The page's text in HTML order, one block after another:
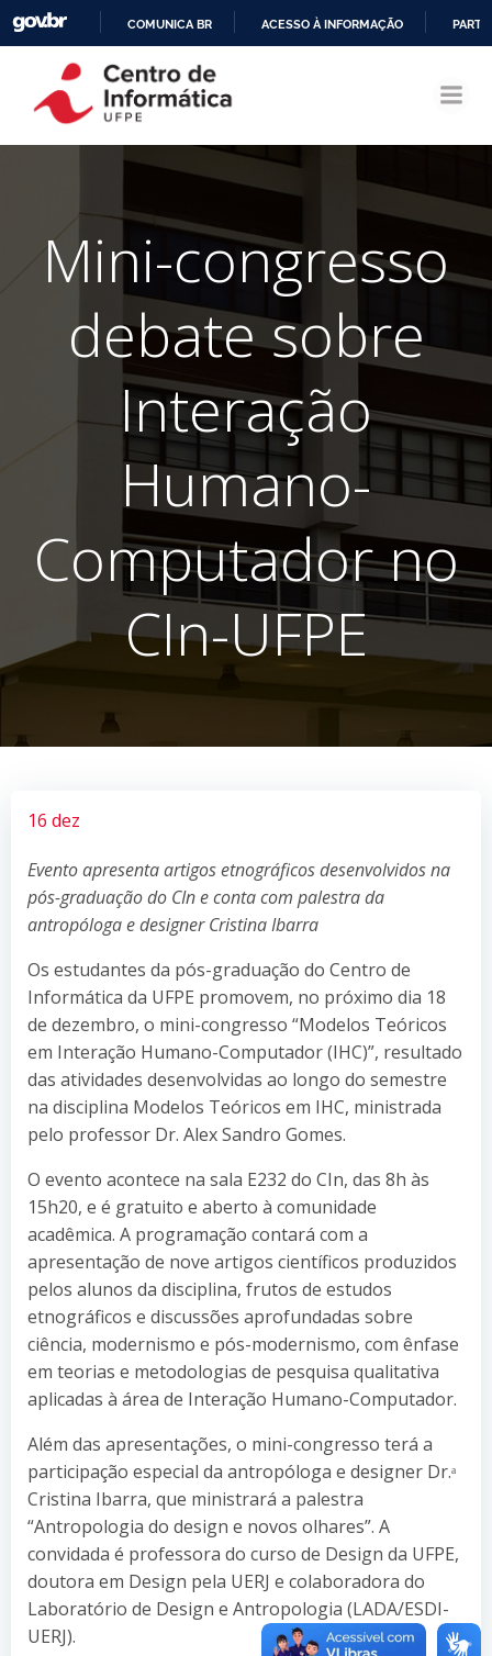
CONTEÚDO
COMUNICA BR ACESSO À INFORMAÇÃO
Mini-congresso
debate sobre
Interação
Humano-
Computador no
CIn-UFPE
16 dez
Evento apresenta artigos etnográficos desenvolvidos na
pós-graduação do CIn e conta com palestra da
antropóloga e designer Cristina Ibarra
Os estudantes da pós-graduação do Centro de
Informática da UFPE promovem, no próximo dia 18
de dezembro, o mini-congresso “Modelos Teóricos
em Interação Humano-Computador (IHC)”, resultado
das atividades desenvolvidas ao longo do semestre
na disciplina Modelos Teóricos em IHC, ministrada
pelo professor Dr. Alex Sandro Gomes.
O evento acontece na sala E232 do CIn, das 8h às
15h20, e é gratuito e aberto à comunidade
acadêmica. A programação contará com a
apresentação de nove artigos científicos produzidos
pelos alunos da disciplina, frutos de estudos
etnográficos e discussões aprofundadas sobre
ciência, modernismo e pós-modernismo, com ênfase
em teorias e metodologias de pesquisa qualitativa
aplicadas à área de Interação Humano-Computador.
Além das apresentações, o mini-congresso terá a
participação especial da antropóloga e designer Dr.ᵃ
Cristina Ibarra, que ministrará a palestra
“Antropologia do design e novos olhares”. A
convidada é professora do curso de Design da UFPE,
doutora em Design pela UERJ e colaboradora do
Laboratório de Design e Antropologia (LADA/ESDI-
UERJ).